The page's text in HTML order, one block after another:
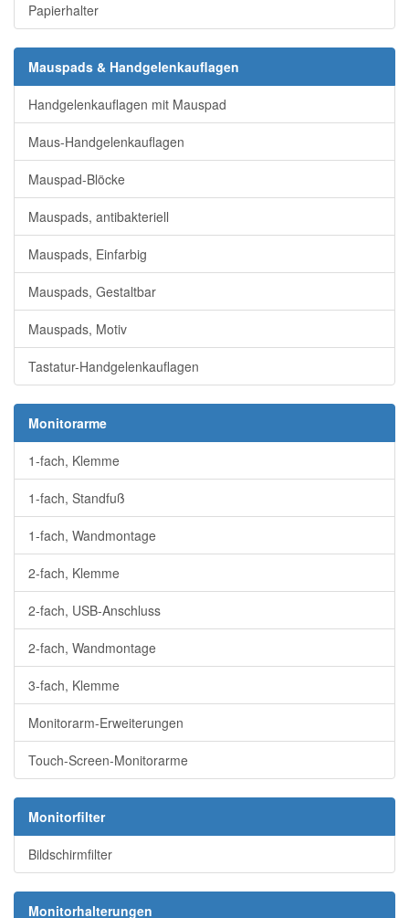
Papierhalter
Mauspads & Handgelenkauflagen
Handgelenkauflagen mit Mauspad
Maus-Handgelenkauflagen
Mauspad-Blöcke
Mauspads, antibakteriell
Mauspads, Einfarbig
Mauspads, Gestaltbar
Mauspads, Motiv
Tastatur-Handgelenkauflagen
Monitorarme
1-fach, Klemme
1-fach, Standfuß
1-fach, Wandmontage
2-fach, Klemme
2-fach, USB-Anschluss
2-fach, Wandmontage
3-fach, Klemme
Monitorarm-Erweiterungen
Touch-Screen-Monitorarme
Monitorfilter
Bildschirmfilter
Monitorhalterungen